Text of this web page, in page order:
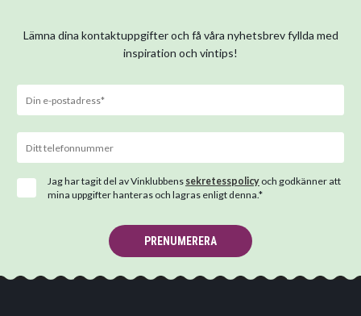
Lämna dina kontaktuppgifter och få våra nyhetsbrev fyllda med
inspiration och vintips!
Jag har tagit del av Vinklubbens sekretesspolicy och godkänner att
mina uppgifter hanteras och lagras enligt denna.*
PRENUMERERA